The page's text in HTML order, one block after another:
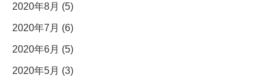
2020年8月 (5)
2020年7月 (6)
2020年6月 (5)
2020年5月 (3)